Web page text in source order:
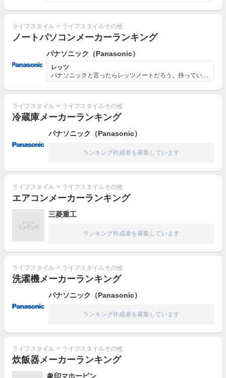
ライフスタイル > ライフスタイルその他
ノートパソコンメーカーランキング
パナソニック（Panasonic）
レッツ
パナソニックと言ったらレッツノートだろう。持っていると...
ライフスタイル > ライフスタイルその他
冷蔵庫メーカーランキング
パナソニック（Panasonic）
ランキング作成者を募集しています
ライフスタイル > ライフスタイルその他
エアコンメーカーランキング
三菱重工
ランキング作成者を募集しています
ライフスタイル > ライフスタイルその他
洗濯機メーカーランキング
パナソニック（Panasonic）
ランキング作成者を募集しています
ライフスタイル > ライフスタイルその他
炊飯器メーカーランキング
象印マホービン